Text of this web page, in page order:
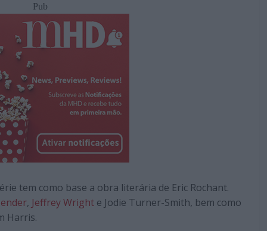
Pub
tem como base a obra literária de Eric Rochant.
, Jeffrey Wright e Jodie Turner-Smith, bem como
Harris.